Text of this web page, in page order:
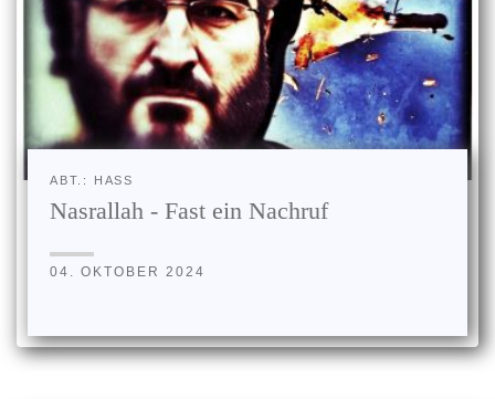
ABT.: HASS
Nasrallah - Fast ein Nachruf
04. OKTOBER 2024